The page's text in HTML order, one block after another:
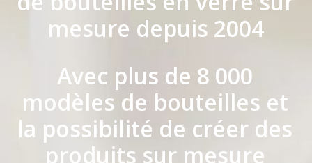
mesure depuis 2004
Avec plus de 8 000
modèles de bouteilles et
la possibilité de créer des
produits sur mesure